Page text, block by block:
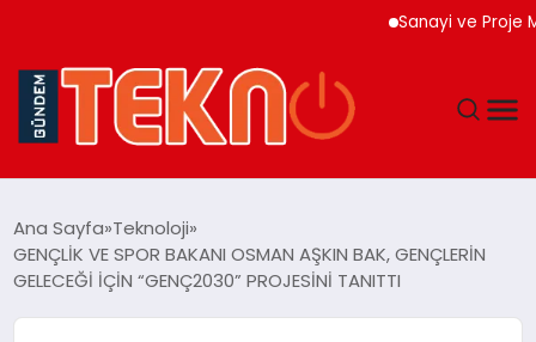
Sanayi ve Proje
GÜNDEM
Ana Sayfa Teknoloji
GENÇLİK VE SPOR BAKANI OSMAN AŞKIN BAK, GENÇLERİN
GELECEĞİ İÇİN “GENÇ2030” PROJESİNİ TANITTI